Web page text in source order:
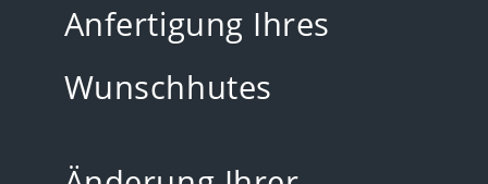
Anfertigung Ihres
Wunschhutes